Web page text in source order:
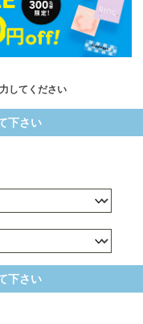
してください
下さい
下さい